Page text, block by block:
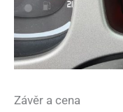
Závěr a cena